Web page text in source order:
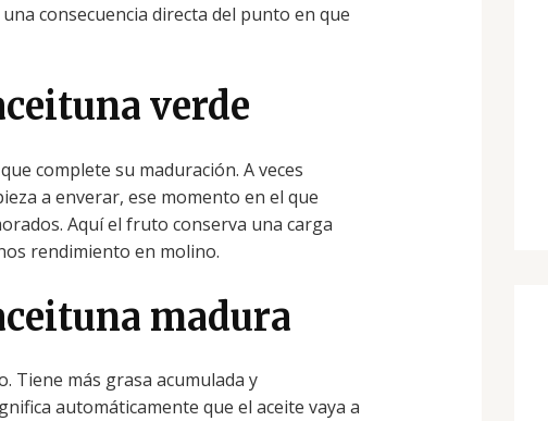
consecuencia directa del punto en que
verde
complete su maduración. A veces
a enverar, ese momento en el que
Aquí el fruto conserva una carga
rendimiento en molino.
madura
Tiene más grasa acumulada y
automáticamente que el aceite vaya a